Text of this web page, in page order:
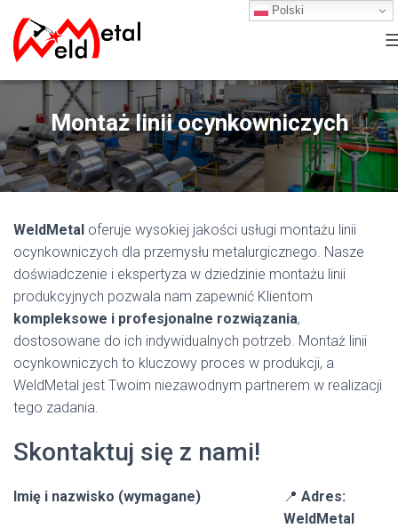
Montaż linii ocynkowniczych
WeldMetal oferuje wysokiej jakości usługi montażu linii
ocynkowniczych dla przemysłu metalurgicznego. Nasze
doświadczenie i ekspertyza w dziedzinie montażu linii
produkcyjnych pozwala nam zapewnić Klientom
kompleksowe i profesjonalne rozwiązania,
dostosowane do ich indywidualnych potrzeb. Montaż linii
ocynkowniczych to kluczowy proces w produkcji, a
WeldMetal jest Twoim niezawodnym partnerem w realizacji
tego zadania.
Skontaktuj się z nami!
Imię i nazwisko (wymagane) 📍 Adres:
WeldMetal
Polski